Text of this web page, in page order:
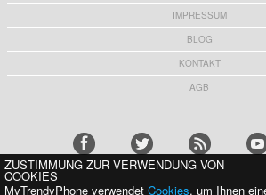
IMPRESSUM
BLOG
KONTAKT
AGB
ZUSTIMMUNG ZUR VERWENDUNG VON
COOKIES
MyTrendyPhone verwendet Cookies, um Ihnen